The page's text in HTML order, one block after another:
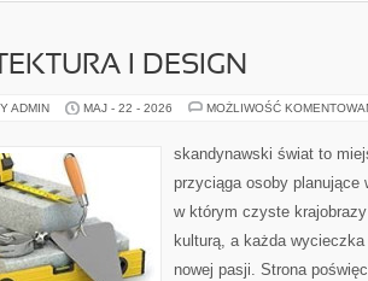
I DESIGN
ADMIN MAJ - 22 - 2026 MOŻLIWOŚĆ
skandynawski świat to
przyciąga osoby planujące
w którym czyste
kulturą, a każda
nowej pasji. Strona